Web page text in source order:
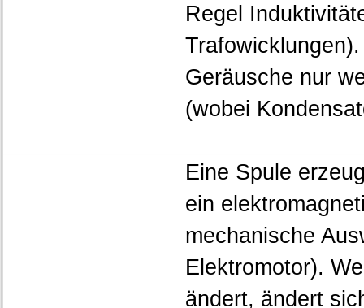
Regel
Geräusche nur
(wobei
Eine Spule
ein
mechanische
Elektromotor).
ändert, ändert